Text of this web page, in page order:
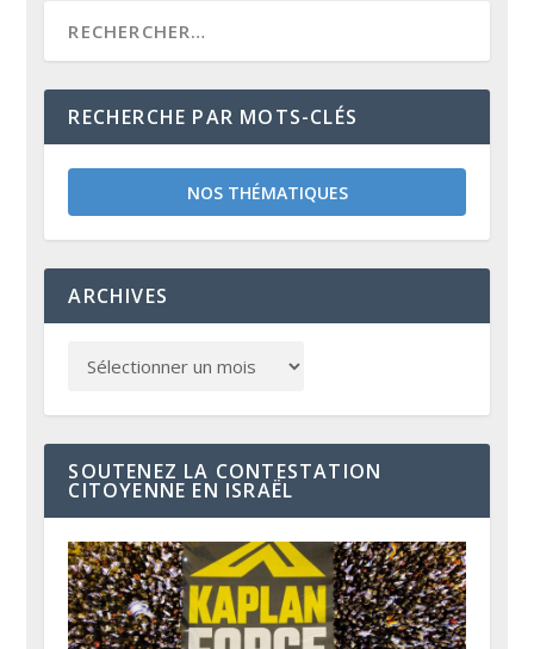
RECHERCHE PAR MOTS-CLÉS
NOS THÉMATIQUES
ARCHIVES
SOUTENEZ LA CONTESTATION
CITOYENNE EN ISRAËL